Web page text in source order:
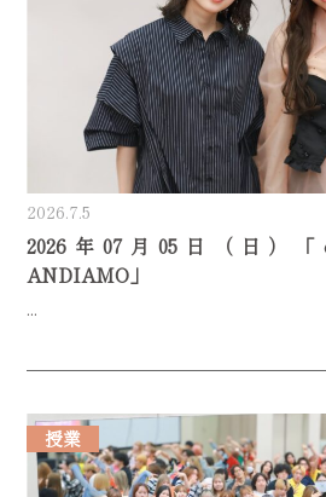
2026.7.5
2026年07月05日（日）
ANDIAMO」
...
授業